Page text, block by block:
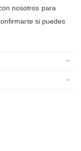
nosotros para
si puedes